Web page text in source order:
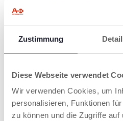
Zustimmung
Diese Webseite verwendet
Wir verwenden Cookies, um
personalisieren, Funktionen
zu können und die Zugriffe auf
zu entwickeln. Durch
Berühren und
Erforschen erleben sie
die Welt mit all ihren